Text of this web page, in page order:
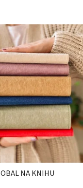
OBAL NA KNIHU